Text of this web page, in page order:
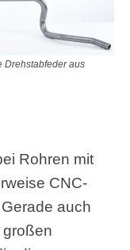
Drehstabfeder aus
Rohren mit
CNC-
auch
großen